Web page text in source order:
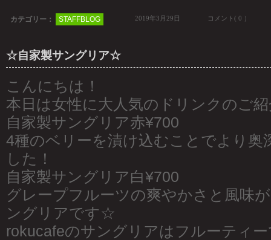
カテゴリー： STAFFBLOG 2019年3月29日 コメント( 0 ）
☆自家製サングリア☆
こんにちは！
本日は女性に大人気のドリンクのご
自家製サングリア赤¥700
4種のベリーを漬け込むことでより奥
した！
自家製サングリア白¥700
グレープフルーツの爽やかさと風味
ングリアです☆
rokucafeのサングリアはフルーティ